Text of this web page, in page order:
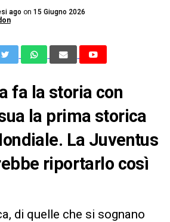
ago on 15 Giugno 2026
fa la storia con
la prima storica
La Juventus
riportarlo così
di quelle che si sognano